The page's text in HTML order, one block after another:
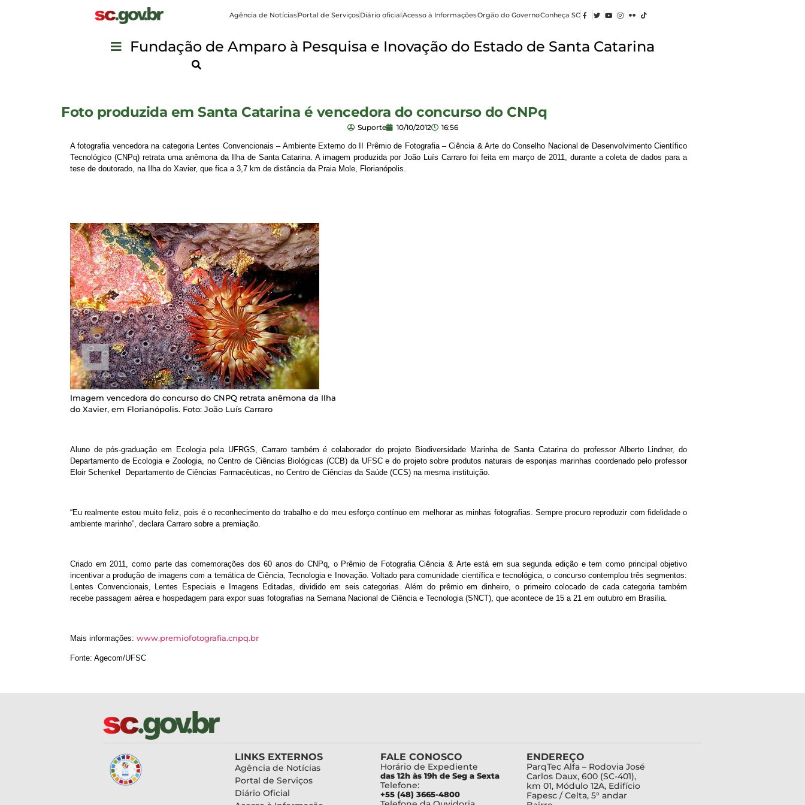
Agência de NotíciasPortal de ServiçosDiário oficialAcesso à InformaçõesOrgão do GovernoConheça SC
Fundação de Amparo à Pesquisa e Inovação do Estado de Santa Catarina
Foto produzida em Santa Catarina é vencedora do concurso do CNPq
Suporte 10/10/2012 16:56
A fotografia vencedora na categoria Lentes Convencionais – Ambiente Externo do II Prêmio de Fotografia – Ciência & Arte do Conselho Nacional de Desenvolvimento Científico
Tecnológico (CNPq) retrata uma anêmona da Ilha de Santa Catarina. A imagem produzida por João Luís Carraro foi feita em março de 2011, durante a coleta de dados para a
tese de doutorado, na Ilha do Xavier, que fica a 3,7 km de distância da Praia Mole, Florianópolis.
Imagem vencedora do concurso do CNPQ retrata anêmona da Ilha
do Xavier, em Florianópolis. Foto: João Luís Carraro
Aluno de pós-graduação em Ecologia pela UFRGS, Carraro também é colaborador do projeto Biodiversidade Marinha de Santa Catarina do professor Alberto Lindner, do
Departamento de Ecologia e Zoologia, no Centro de Ciências Biológicas (CCB) da UFSC e do projeto sobre produtos naturais de esponjas marinhas coordenado pelo professor
Eloir Schenkel Departamento de Ciências Farmacêuticas, no Centro de Ciências da Saúde (CCS) na mesma instituição.
“Eu realmente estou muito feliz, pois é o reconhecimento do trabalho e do meu esforço contínuo em melhorar as minhas fotografias. Sempre procuro reproduzir com fidelidade o
ambiente marinho”, declara Carraro sobre a premiação.
Criado em 2011, como parte das comemorações dos 60 anos do CNPq, o Prêmio de Fotografia Ciência & Arte está em sua segunda edição e tem como principal objetivo
incentivar a produção de imagens com a temática de Ciência, Tecnologia e Inovação. Voltado para comunidade científica e tecnológica, o concurso contemplou três segmentos:
Lentes Convencionais, Lentes Especiais e Imagens Editadas, dividido em seis categorias. Além do prêmio em dinheiro, o primeiro colocado de cada categoria também
recebe passagem aérea e hospedagem para expor suas fotografias na Semana Nacional de Ciência e Tecnologia (SNCT), que acontece de 15 a 21 em outubro em Brasília.
Mais informações: www.premiofotografia.cnpq.br
Fonte: Agecom/UFSC
LINKS EXTERNOS
Agência de Notícias
Portal de Serviços
Diário Oficial
FALE CONOSCO
Horário de Expediente
das 12h às 19h de Seg a Sexta
Telefone:
+55 (48) 3665-4800
ENDEREÇO
ParqTec Alfa – Rodovia José
Carlos Daux, 600 (SC-401),
km 01, Módulo 12A, Edifício
Fapesc / Celta, 5° andar